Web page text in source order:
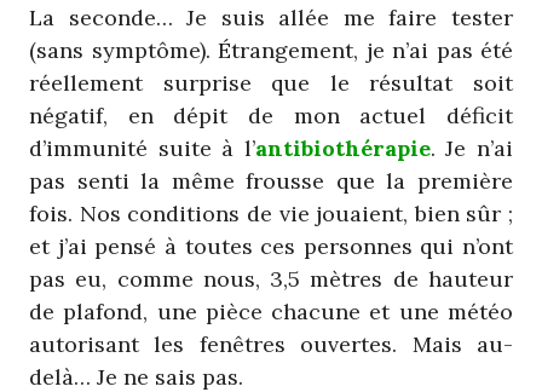
La seconde… Je suis allée me faire tester
(sans symptôme). Étrangement, je n’ai pas été
réellement surprise que le résultat soit
négatif, en dépit de mon actuel déficit
d’immunité suite à l’antibiothérapie. Je n’ai
pas senti la même frousse que la première
fois. Nos conditions de vie jouaient, bien sûr ;
et j’ai pensé à toutes ces personnes qui n’ont
pas eu, comme nous, 3,5 mètres de hauteur
de plafond, une pièce chacune et une météo
autorisant les fenêtres ouvertes. Mais au-
delà… Je ne sais pas.